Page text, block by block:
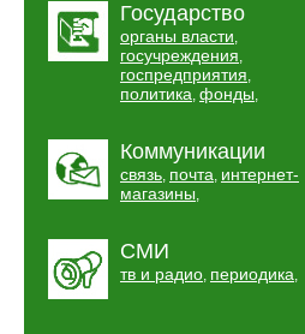
Государство
органы власти,
госучреждения,
госпредприятия,
политика, фонды,
Коммуникации
связь, почта, интернет-
магазины,
СМИ
тв и радио, периодика,